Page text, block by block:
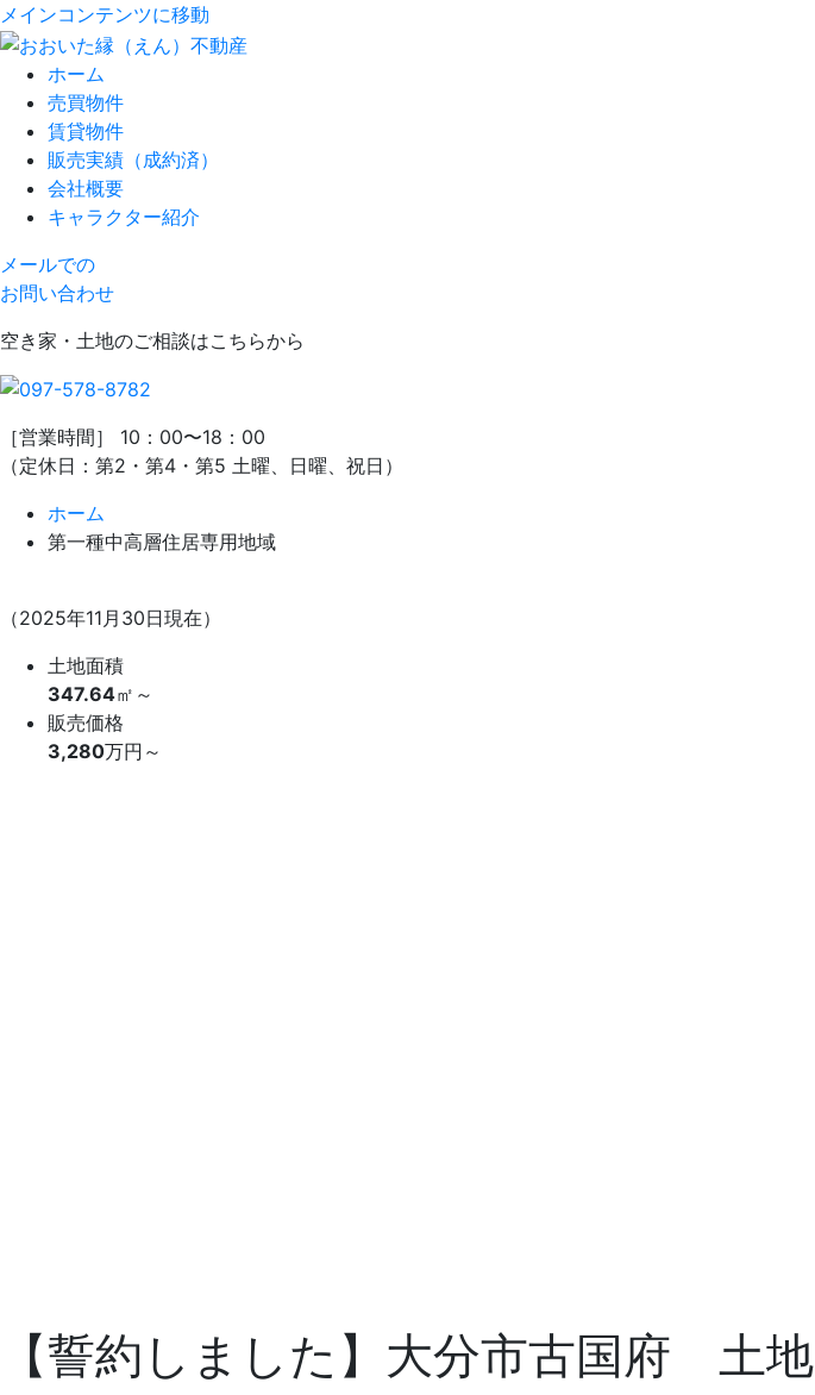
メインコンテンツに移動
ホーム
売買物件
賃貸物件
販売実績（成約済）
会社概要
キャラクター紹介
メールでの
お問い合わせ
空き家・土地のご相談はこちらから
［営業時間］ 10：00〜18：00
（定休日：第2・第4・第5 土曜、日曜、祝日）
ホーム
第一種中高層住居専用地域
（2025年11月30日現在）
土地面積
347.64㎡～
販売価格
3,280万円～
【誓約しました】大分市古国府 土地